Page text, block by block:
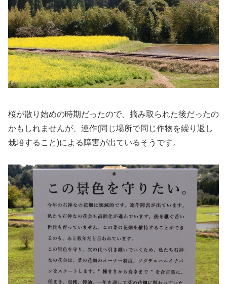
桜が散り始めの時期だったので、摘み取られた後だったの
かもしれませんが、連作(同じ場所で同じ作物を繰り返し
栽培すること)による障害が出ているそうです。